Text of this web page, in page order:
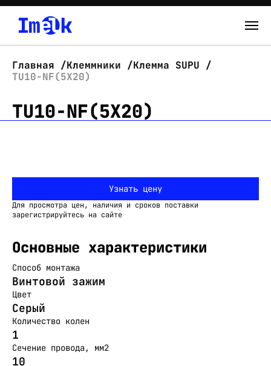
Новости
Контакты
Вход
Главная Клеммники
Клемма SUPU
TU10-NF(5X20)
TU10-NF(5X20)
Узнать цену
Для просмотра цен, наличия и сроков поставки
зарегистрируйтесь на сайте
Основные характеристики
Способ монтажа
Винтовой зажим
Цвет
Серый
Количество колен
1
Сечение провода, мм2
10